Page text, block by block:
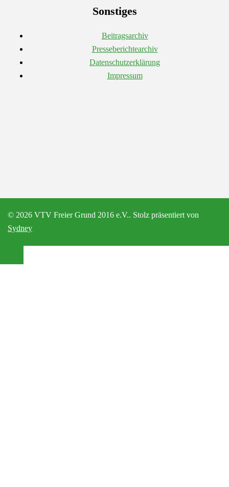
Sonstiges
Beitragsarchiv
Presseberichtearchiv
Datenschutzerklärung
Impressum
© 2026 VTV Freier Grund 2016 e.V.. Stolz präsentiert von
Sydney